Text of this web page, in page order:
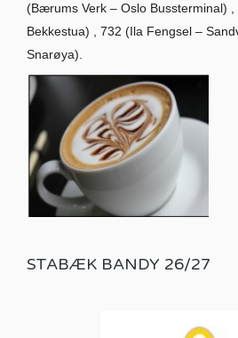
(Bærums Verk – Oslo Bussterminal)
Bekkestua) , 732 (Ila Fengsel –
Snarøya).
STABÆK BANDY 26/27